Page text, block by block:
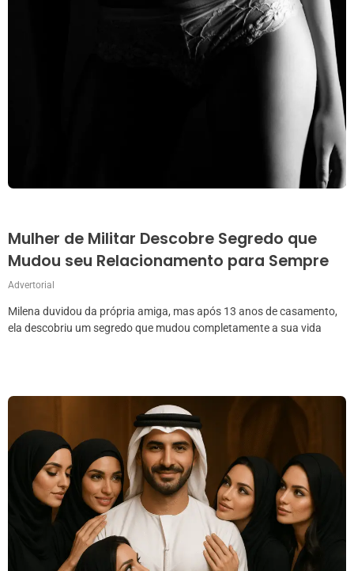
Mulher de Militar Descobre Segredo que
Mudou seu Relacionamento para Sempre
Advertorial
Milena duvidou da própria amiga, mas após 13 anos de casamento,
ela descobriu um segredo que mudou completamente a sua vida